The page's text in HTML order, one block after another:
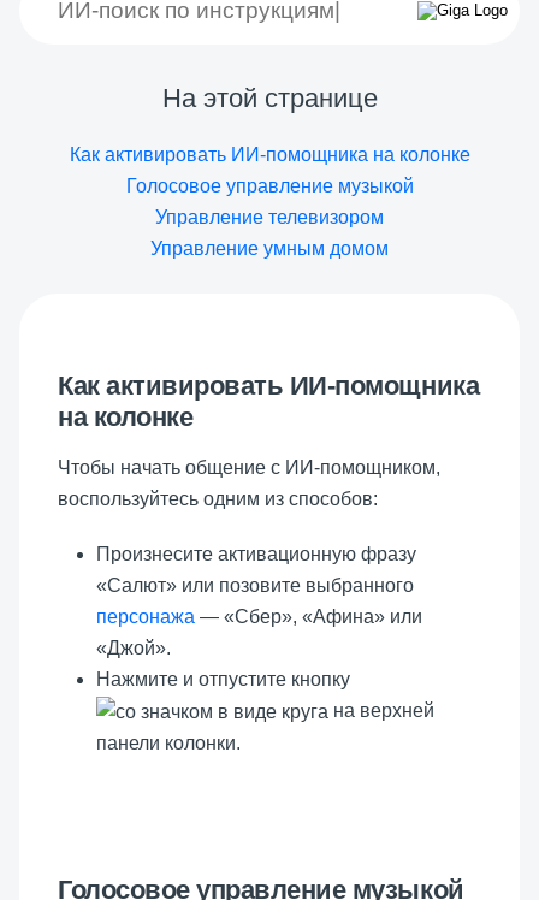
На этой странице
Как активировать ИИ-помощника на колонке
Голосовое управление музыкой
Управление телевизором
Управление умным домом
Как активировать ИИ-помощника
на колонке
Чтобы начать общение с ИИ-помощником,
воспользуйтесь одним из способов:
Произнесите активационную фразу
«Салют» или позовите выбранного
персонажа — «Сбер», «Афина» или
«Джой».
Нажмите и отпустите кнопку
на верхней
панели колонки.
Голосовое управление музыкой